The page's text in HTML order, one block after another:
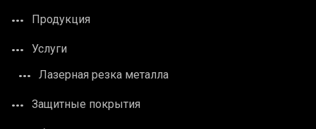
Продукция
Услуги
Лазерная резка металла
Защитные покрытия